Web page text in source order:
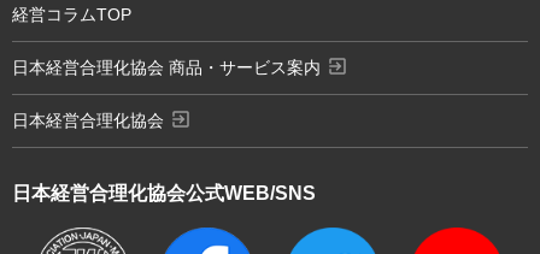
日本経営合理化協会公式WEB/SNS
経営コラムTOP
日本経営合理化協会 商品・サービス案内 exit_to_app
日本経営合理化協会 exit_to_app